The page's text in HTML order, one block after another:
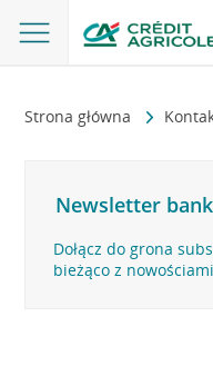
Strona główna
Newsletter
Dołącz do grona
bieżąco z